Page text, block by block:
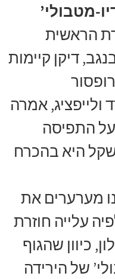
מטבולי’
הראשית
דיקן קיימות
ולייפציג, אמרה
התפיסה
היא בהכרח
מערערים את
עלייה חוזרת
כיוון שהגוף
של הירידה